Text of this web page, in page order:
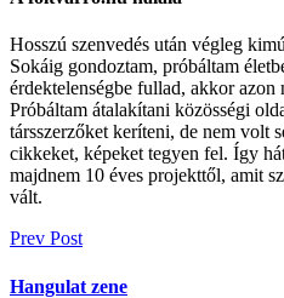
Hosszú szenvedés után végleg
Sokáig gondoztam, próbáltam
érdektelenségbe fullad, akkor azon
Próbáltam átalakítani közösségi
társszerzőket keríteni, de nem volt
cikkeket, képeket tegyen fel. Így
majdnem 10 éves projekttől, amit
vált.
Bejegyzés
navigáció
Prev Post
Hangulat zene